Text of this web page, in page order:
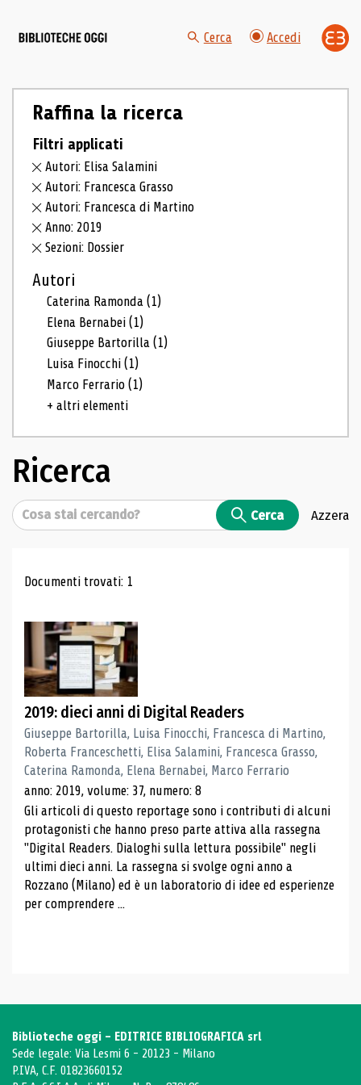
Cerca Accedi
Raffina la ricerca
Filtri applicati
Autori: Elisa Salamini
Autori: Francesca Grasso
Autori: Francesca di Martino
Anno: 2019
Sezioni: Dossier
Autori
Caterina Ramonda(1)
Elena Bernabei(1)
Giuseppe Bartorilla(1)
Luisa Finocchi(1)
Marco Ferrario(1)
+ altri elementi
Ricerca
Cerca Cerca Azzera
Risultati di ricerca
Documenti trovati: 1
2019: dieci anni di Digital Readers
Giuseppe Bartorilla, Luisa Finocchi, Francesca di Martino,
Roberta Franceschetti, Elisa Salamini, Francesca Grasso,
Caterina Ramonda, Elena Bernabei, Marco Ferrario
anno: 2019, volume: 37, numero: 8
Gli articoli di questo reportage sono i contributi di alcuni
protagonisti che hanno preso parte attiva alla rassegna
"Digital Readers. Dialoghi sulla lettura possibile" negli
ultimi dieci anni. La rassegna si svolge ogni anno a
Rozzano (Milano) ed è un laboratorio di idee ed esperienze
per comprendere ...
Biblioteche oggi - EDITRICE BIBLIOGRAFICA srl
Sede legale: Via Lesmi 6 - 20123 - Milano
P.IVA, C.F. 01823660152